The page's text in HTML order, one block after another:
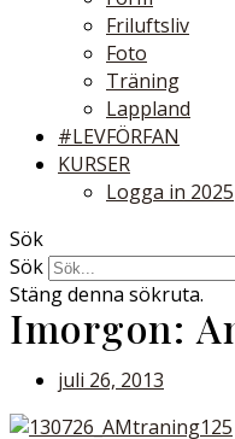
Friluftsliv
Foto
Träning
Lappland
#LEVFÖRFAN
KURSER
Logga in 2025
Sök
Sök
Stäng denna sökruta.
Imorgon:
juli 26, 2013